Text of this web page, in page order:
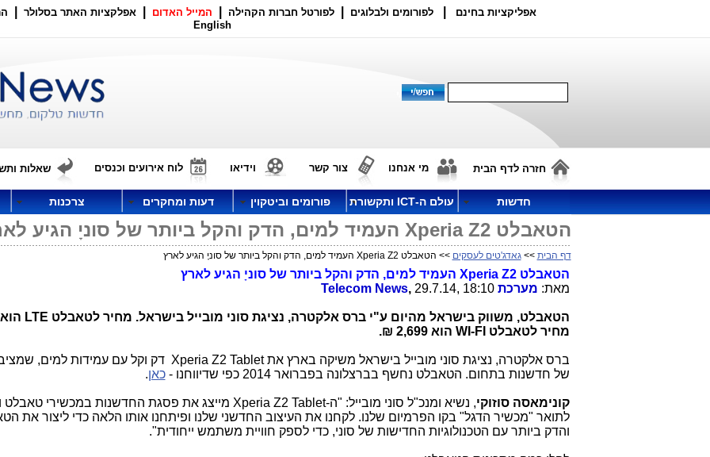
אפליקציות בחינם לפורומים ולבלוגים לפורטל חברות הקהילה המייל האדום אפלקציות האתר בסלולר
English
חזרה לדף הבית מי אנחנו צור קשר וידיאו לוח אירועים וכנסים שאלות
חדשות עולם ה-ICT ותקשורת פורומים וביטקוין דעות ומחקרים צרכנות
הטאבלט Xperia Z2 העמיד למים, הדק והקל ביותר של סוניָ הגיע לארץ
דף הבית >>גאדג'טים לעסקים >> הטאבלט Xperia Z2 העמיד למים, הדק והקל ביותר של סוניָ הגיע לארץ
הטאבלטXperia Z2 העמיד למים, הדק והקל ביותר של סוניָ הגיע לארץ
מאת: מערכת Telecom News, 29.7.14, 18:10
הטאבלט, משווק בישראל מהיום ע"י ברס אלקטרה, נציגת סוני מובייל בישראל. מחיר לטאבלט LTE
מחיר לטאבלט WI-FI הוא 2,699 ₪.
ברס אלקטרה, נציגת סוני מובייל בישראל משיקה בארץ אתXperia Z2 Tablet דק וקל עם עמידות למים,
של חדשנות בתחום. הטאבלט נחשף בברצלונה בפברואר 2014 כפי שדיווחנו -
כאן.
קונימאסה סוזוקי, נשיא ומנכ"ל סוני מובייל: "ה-Xperia Z2 Tablet מייצג את פסגת החדשנות במכשירי טאבלט
לתואר "מכשיר הדגל" בקו הפרמיום שלנו. לקחנו את העיצוב החדשני שלנו ופיתחנו אותו הלאה כדי ליצור את
והדק ביותר עם הטכנולוגיות החדישות של סוני, כדי לספק חוויית משתמש ייחודית".